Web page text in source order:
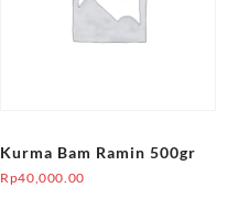
Kurma Bam Ramin 500gr
Rp40,000.00